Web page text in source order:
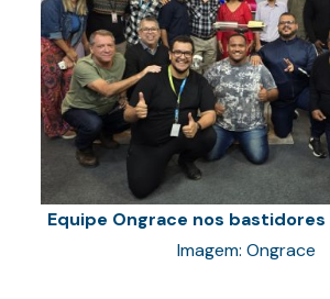
Equipe Ongrace nos bastidores
Imagem: Ongrace